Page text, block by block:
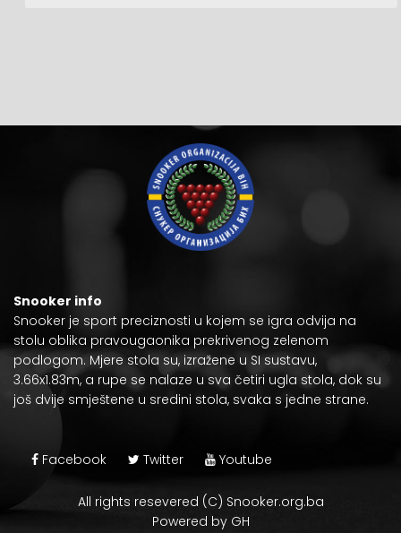
Snooker info
Snooker je sport preciznosti u kojem se igra odvija na
stolu oblika pravougaonika prekrivenog zelenom
podlogom. Mjere stola su, izražene u SI sustavu,
3.66x1.83m, a rupe se nalaze u sva četiri ugla stola, dok su
još dvije smještene u sredini stola, svaka s jedne strane.
Facebook Twitter Youtube
All rights resevered (C) Snooker.org.ba
Powered by GH